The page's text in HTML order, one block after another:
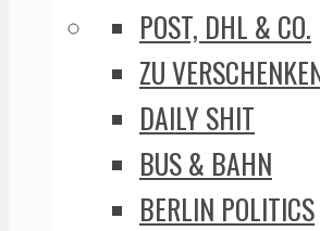
POST, DHL & CO.
ZU
DAILY SHIT
BUS & BAHN
BERLIN POLITICS